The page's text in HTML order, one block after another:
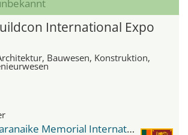
International Expo
Bauwesen, Konstruktion,
BMICH - Bandaranaike Memorial International Conference Hall